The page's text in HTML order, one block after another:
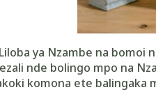
ya Nzambe na bomoi
nde bolingo mpo na
komona ete balingaka